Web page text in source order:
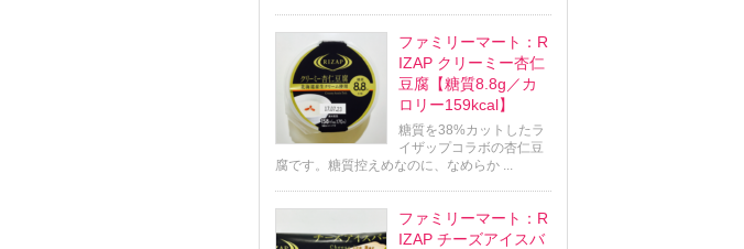
ファミリーマート：R
IZAP クリーミー杏仁
豆腐【糖質8.8g／カ
ロリー159kcal】
糖質を38%カットしたラ
イザップコラボの杏仁豆
腐です。糖質控えめなのに、なめらか ...
ファミリーマート：R
IZAP チーズアイスバ